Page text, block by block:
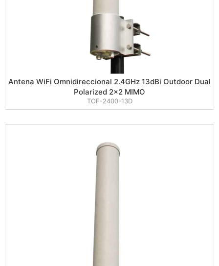
Antena WiFi Omnidireccional 2.4GHz 13dBi Outdoor Dual
Polarized 2×2 MIMO
TOF-2400-13D